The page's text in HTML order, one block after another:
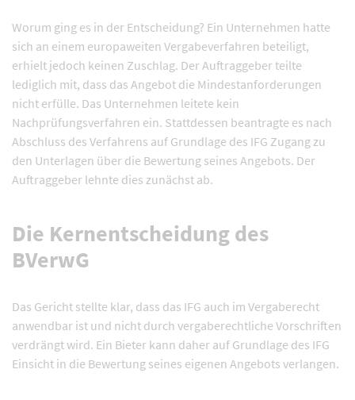
Worum ging es in der Entscheidung? Ein Unternehmen hatte
sich an einem europaweiten Vergabeverfahren beteiligt,
erhielt jedoch keinen Zuschlag. Der Auftraggeber teilte
lediglich mit, dass das Angebot die Mindestanforderungen
nicht erfülle. Das Unternehmen leitete kein
Nachprüfungsverfahren ein. Stattdessen beantragte es nach
Abschluss des Verfahrens auf Grundlage des IFG Zugang zu
den Unterlagen über die Bewertung seines Angebots. Der
Auftraggeber lehnte dies zunächst ab.
Die Kernentscheidung des
BVerwG
Das Gericht stellte klar, dass das IFG auch im Vergaberecht
anwendbar ist und nicht durch vergaberechtliche Vorschriften
verdrängt wird. Ein Bieter kann daher auf Grundlage des IFG
Einsicht in die Bewertung seines eigenen Angebots verlangen.